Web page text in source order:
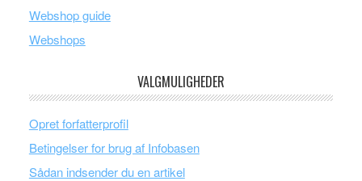
Webshop guide
Webshops
VALGMULIGHEDER
Opret forfatterprofil
Betingelser for brug af Infobasen
Sådan indsender du en artikel